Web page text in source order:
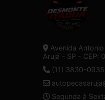
Avenida
Arujá - SP - CEP:
(11) 3830-0935
Segunda à